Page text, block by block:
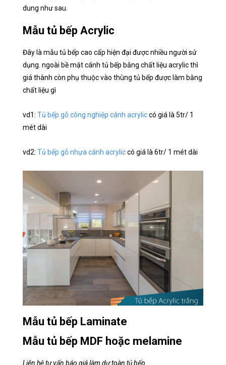
dung như sau.
Mẫu tủ bếp Acrylic
Đây là mẫu tủ bếp cao cấp hiện đại được nhiều người sử
dụng. ngoài bề mặt cánh tủ bếp bằng chất liệu acrylic thì
giá thành còn phụ thuộc vào thùng tủ bếp được làm bằng
chất liệu gì
vd1: Tủ bếp gỗ công nghiệp cánh acryliccó giá là 5tr/ 1
mét dài
vd2: Tủ bếp gỗ nhựa cánh acryliccó giá là 6tr/ 1 mét dài
Mẫu tủ bếp Laminate
Mẫu tủ bếp MDF hoặc melamine
Liên hệ tư vấn báo giá làm dự toàn tủ bếp